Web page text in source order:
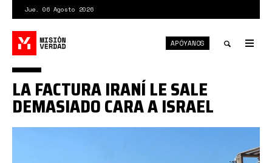
contenido
principal
Jue. 06 Agosto 2026
APÓYANOS
LA FACTURA IRANÍ LE SALE
DEMASIADO CARA A ISRAEL